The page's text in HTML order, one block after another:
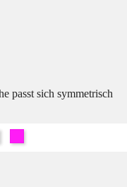
passt sich symmetrisch